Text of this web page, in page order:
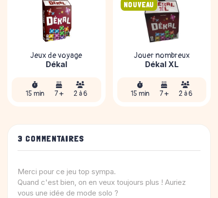
Jeux de voyage
Dékal
15 min 7 + 2 à 6
Jouer nombreux
Dékal XL
15 min 7 + 2 à 6
NOUVEAU
3 COMMENTAIRES
Merci pour ce jeu top sympa.
Quand c'est bien, on en veux toujours plus ! Auriez
vous une idée de mode solo ?